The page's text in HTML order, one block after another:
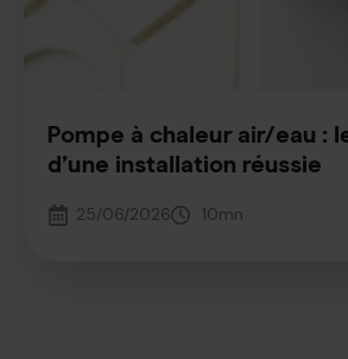
Pompe à chaleur air/eau :
d’une installation réussie
25/06/2026 10mn